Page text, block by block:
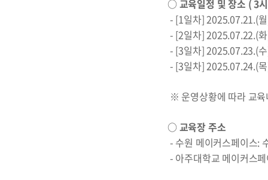
○ 교육일정 및 장소 ( 3
- [1일차] 2025.07.21.(
- [2일차] 2025.07.22.(
- [3일차] 2025.07.23.(
- [3일차] 2025.07.24.(
※ 운영상황에 따라 교
○ 교육장 주소
- 수원 메이커스페이스:
- 아주대학교 메이커스